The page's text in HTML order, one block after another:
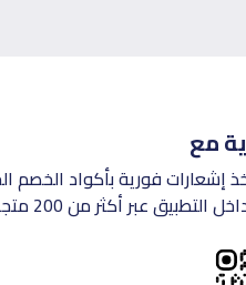
مع
فورية بأكواد الخصم
أكثر من 200 متجر في السعودية.